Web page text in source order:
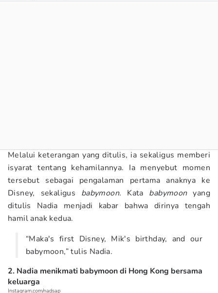
Melalui keterangan yang ditulis, ia sekaligus memberi
isyarat tentang kehamilannya. Ia menyebut momen
tersebut sebagai pengalaman pertama anaknya ke
Disney, sekaligus babymoon. Kata babymoonyang
ditulis Nadia menjadi kabar bahwa dirinya tengah
hamil anak kedua.
“Maka's first Disney, Mik's birthday, and our
babymoon,” tulis Nadia.
2. Nadia menikmati babymoon di Hong Kong bersama
keluarga
Instagram.com/nadsap